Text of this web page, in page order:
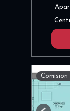
Comision